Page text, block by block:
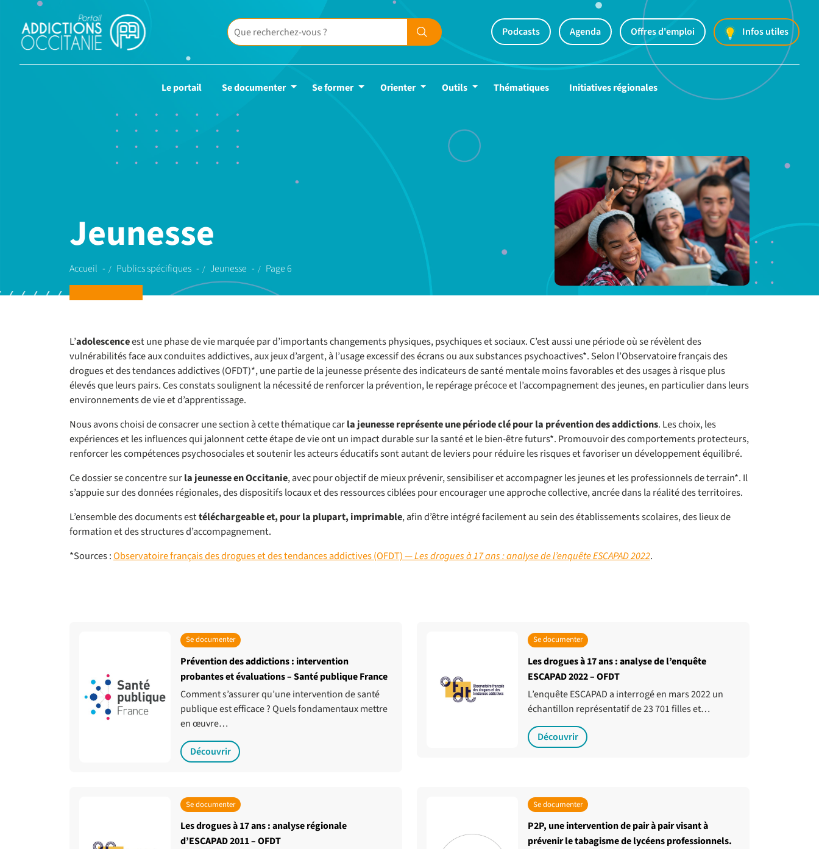
Podcasts Agenda Offres d'emploi Infos utiles
Le portail Se documenter Se former Orienter Outils Thématiques Initiatives régionales
Jeunesse
Accueil Publics spécifiques Jeunesse Page 6
L’adolescenceest une phase de vie marquée par d’importants changements physiques, psychiques et sociaux. C’est aussi une période où se révèlent des
vulnérabilités face aux conduites addictives, aux jeux d’argent, à l’usage excessif des écrans ou aux substances psychoactives*. Selon l’Observatoire français des
drogues et des tendances addictives (OFDT)*, une partie de la jeunesse présente des indicateurs de santé mentale moins favorables et des usages à risque plus
élevés que leurs pairs. Ces constats soulignent la nécessité de renforcer la prévention, le repérage précoce et l’accompagnement des jeunes, en particulier dans leurs
environnements de vie et d’apprentissage.
Nous avons choisi de consacrer une section à cette thématique carla jeunesse représente une période clé pour la prévention des addictions. Les choix, les
expériences et les influences qui jalonnent cette étape de vie ont un impact durable sur la santé et le bien-être futurs*. Promouvoir des comportements protecteurs,
renforcer les compétences psychosociales et soutenir les acteurs éducatifs sont autant de leviers pour réduire les risques et favoriser un développement équilibré.
Ce dossier se concentre surla jeunesse en Occitanie, avec pour objectif de mieux prévenir, sensibiliser et accompagner les jeunes et les professionnels de terrain*. Il
s’appuie sur des données régionales, des dispositifs locaux et des ressources ciblées pour encourager une approche collective, ancrée dans la réalité des territoires.
L’ensemble des documents esttéléchargeable et, pour la plupart, imprimable, afin d’être intégré facilement au sein des établissements scolaires, des lieux de
formation et des structures d’accompagnement.
*Sources :Observatoire français des drogues et des tendances addictives (OFDT) —Les drogues à 17 ans : analyse de l’enquête ESCAPAD 2022.
Se documenter
Prévention des addictions : intervention
probantes et évaluations – Santé publique France
Comment s’assurer qu’une intervention de santé
publique est efficace ? Quels fondamentaux mettre
en œuvre…
Découvrir
Se documenter
Les drogues à 17 ans : analyse de l’enquête
ESCAPAD 2022 – OFDT
L’enquête ESCAPAD a interrogé en mars 2022 un
échantillon représentatif de 23 701 filles et…
Découvrir
Se documenter
Les drogues à 17 ans : analyse régionale
d’ESCAPAD 2011 – OFDT
Se documenter
P2P, une intervention de pair à pair visant à
prévenir le tabagisme de lycéens professionnels.